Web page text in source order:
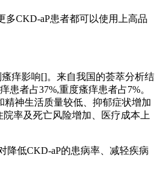
CKD-aP患者都可以使用上高品
痒影响[]。来自我国的荟萃分析结
患者占37%,重度瘙痒患者占7%。
神生活质量较低、抑郁症状增加
率及死亡风险增加、医疗成本上
低CKD-aP的患病率、减轻疾病